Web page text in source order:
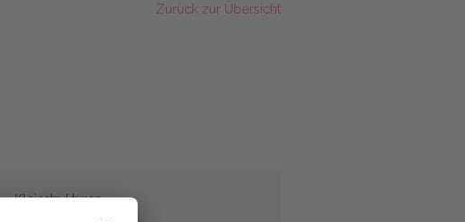
Zurück zur Übersicht
Kleinstrukturen